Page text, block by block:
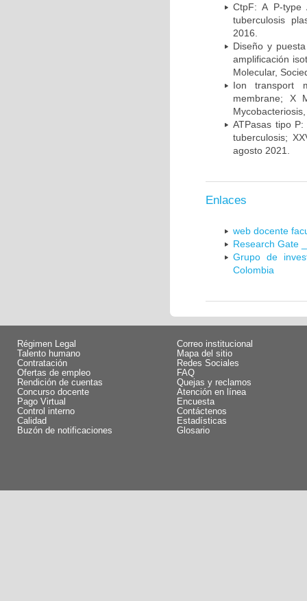
CtpF: A P-type
tuberculosis
2016.
Diseño y
amplificación
Molecular,
Ion transport
membrane; X
ATPasas tipo
tuberculosis;
agosto 2021.
Enlaces
web docente
Research Gate
Grupo de
Colombia
Régimen Legal
Talento humano
Contratación
Ofertas de empleo
Rendición de cuentas
Concurso docente
Pago Virtual
Control interno
Calidad
Buzón de notificaciones
Correo institucional
Mapa del sitio
Redes Sociales
FAQ
Quejas y reclamos
Atención en línea
Encuesta
Contáctenos
Estadísticas
Glosario